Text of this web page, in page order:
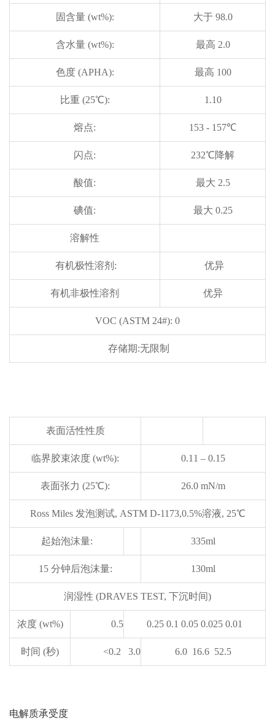
固含量 (wt%): 大于 98.0
含水量 (wt%): 最高 2.0
色度 (APHA): 最高 100
比重 (25℃): 1.10
熔点: 153 - 157℃
闪点: 232℃降解
酸值: 最大 2.5
碘值: 最大 0.25
溶解性
有机极性溶剂: 优异
有机非极性溶剂 优异
VOC (ASTM 24#): 0
存储期:无限制
表面活性性质
临界胶束浓度 (wt%): 0.11 – 0.15
表面张力 (25℃): 26.0 mN/m
Ross Miles 发泡测试, ASTM D-1173,0.5%溶液, 25℃
起始泡沫量: 335ml
15 分钟后泡沫量: 130ml
润湿性 (DRAVES TEST, 下沉时间)
浓度 (wt%) 0.5 0.25 0.1 0.05 0.025 0.01
时间 (秒) <0.2 3.0 6.0 16.6 52.5
电解质承受度